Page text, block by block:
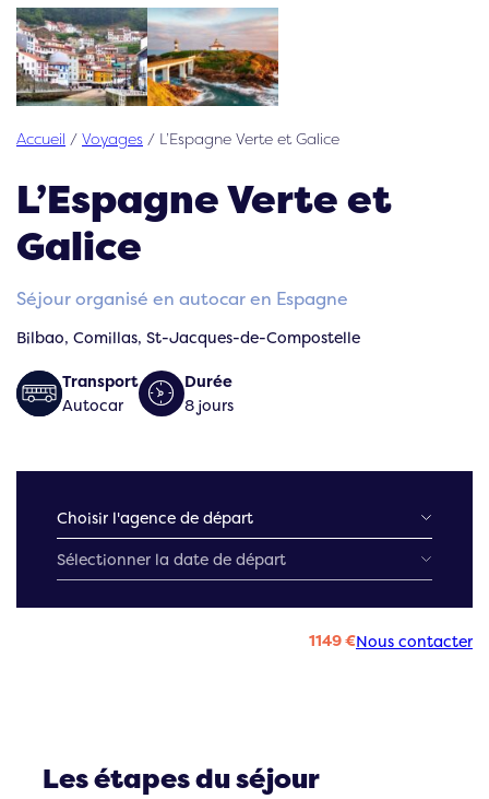
Accueil / Voyages / L’Espagne Verte et Galice
L’Espagne Verte et
Galice
Séjour organisé en autocar en Espagne
Bilbao, Comillas, St-Jacques-de-Compostelle
Transport
Autocar
Durée
8 jours
1149 €Nous contacter
Les étapes du séjour